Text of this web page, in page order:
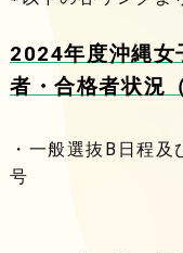
2024年度沖縄
者・合格者状況
・一般選抜B日程
号